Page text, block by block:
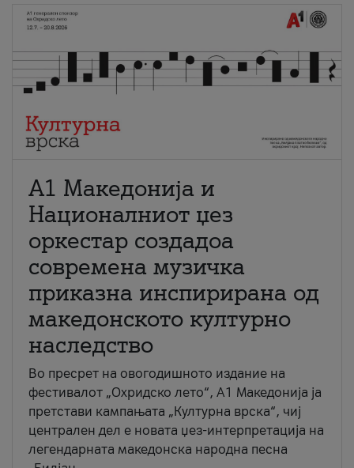
А1 Македонија и
Националниот џез
оркестар создадоа
современа музичка
приказна инспирирана од
македонското културно
наследство
Во пресрет на овогодишното издание на
фестивалот „Охридско лето“, А1 Македонија ја
претстави кампањата „Културна врска“, чиј
централен дел е новата џез-интерпретација на
легендарната македонска народна песна